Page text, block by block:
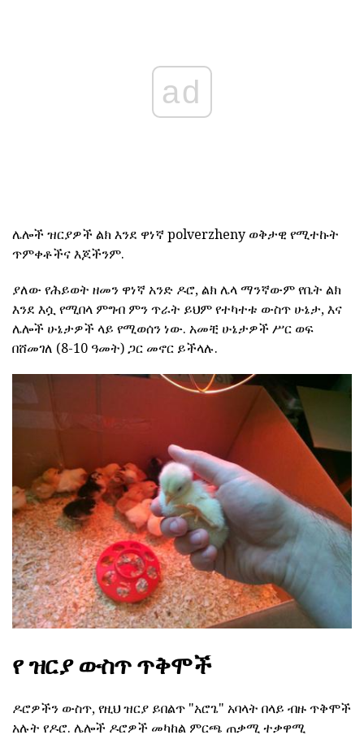
ad
ሌሎች ዝርያዎች ልክ እንደ ዋነኛ polverzheny ወቅታዊ የሚተኩት
ጥምቀቶችና እጆችንም.
ያለው የሕይወት ዘመን ዋነኛ አንድ ዶሮ, ልክ ሌላ ማንኛውም የቤት ልክ
እንደ እሷ የሚበላ ምግብ ምን ጥራት ይህም የተካተቱ ውስጥ ሁኔታ, እና
ሌሎች ሁኔታዎች ላይ የሚወሰን ነው. አመቺ ሁኔታዎች ሥር ወፍ
በሸመገለ (8-10 ዓመት) ጋር መኖር ይችላሉ.
የ ዝርያ ውስጥ ጥቅሞች
ዶሮዎችን ውስጥ, የዚህ ዝርያ ይበልጥ "አሮጌ" አባላት በላይ ብዙ ጥቅሞች
አሉት የዶሮ. ሌሎች ዶሮዎች መካከል ምርጫ ጠቃሚ ተቃዋሚ